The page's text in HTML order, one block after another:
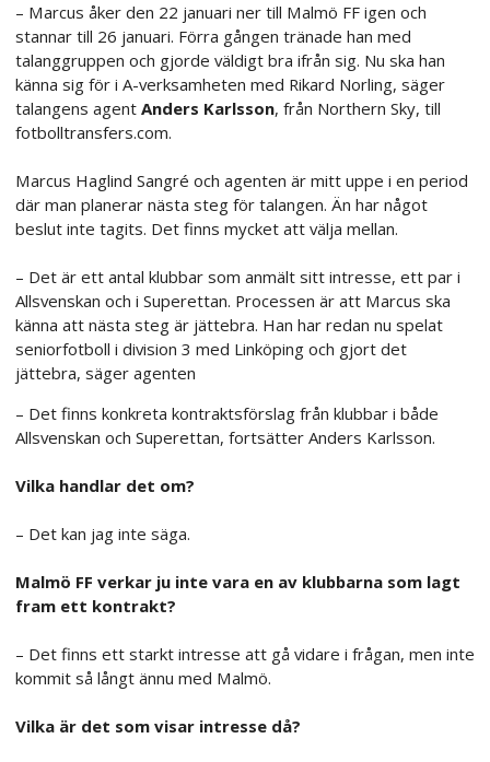
– Marcus åker den 22 januari ner till Malmö FF igen och
stannar till 26 januari. Förra gången tränade han med
talanggruppen och gjorde väldigt bra ifrån sig. Nu ska han
känna sig för i A-verksamheten med Rikard Norling, säger
talangens agent Anders Karlsson, från Northern Sky, till
fotbolltransfers.com.
Marcus Haglind Sangré och agenten är mitt uppe i en period
där man planerar nästa steg för talangen. Än har något
beslut inte tagits. Det finns mycket att välja mellan.
– Det är ett antal klubbar som anmält sitt intresse, ett par i
Allsvenskan och i Superettan. Processen är att Marcus ska
känna att nästa steg är jättebra. Han har redan nu spelat
seniorfotboll i division 3 med Linköping och gjort det
jättebra, säger agenten
– Det finns konkreta kontraktsförslag från klubbar i både
Allsvenskan och Superettan, fortsätter Anders Karlsson.
Vilka handlar det om?
– Det kan jag inte säga.
Malmö FF verkar ju inte vara en av klubbarna som lagt
fram ett kontrakt?
– Det finns ett starkt intresse att gå vidare i frågan, men inte
kommit så långt ännu med Malmö.
Vilka är det som visar intresse då?